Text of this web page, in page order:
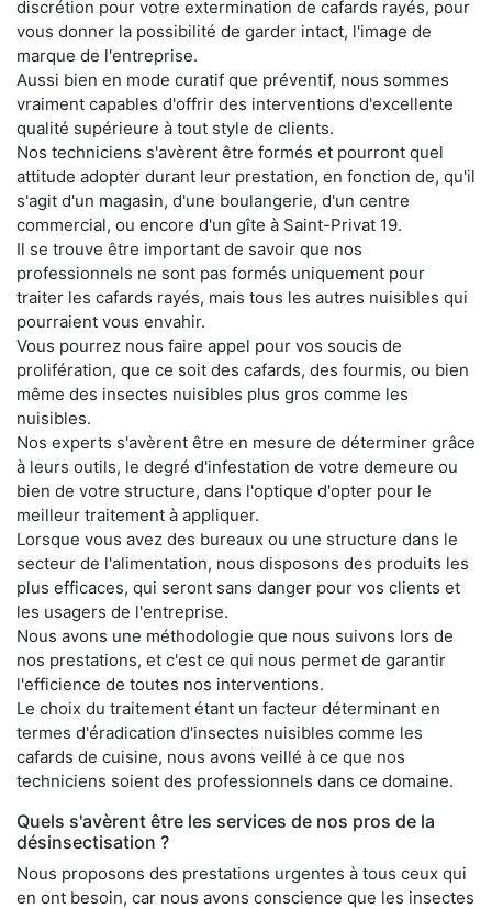
discrétion pour votre extermination de cafards rayés, pour
vous donner la possibilité de garder intact, l'image de
marque de l'entreprise.
Aussi bien en mode curatif que préventif, nous sommes
vraiment capables d'offrir des interventions d'excellente
qualité supérieure à tout style de clients.
Nos techniciens s'avèrent être formés et pourront quel
attitude adopter durant leur prestation, en fonction de, qu'il
s'agit d'un magasin, d'une boulangerie, d'un centre
commercial, ou encore d'un gîte à Saint-Privat 19.
Il se trouve être important de savoir que nos
professionnels ne sont pas formés uniquement pour
traiter les cafards rayés, mais tous les autres nuisibles qui
pourraient vous envahir.
Vous pourrez nous faire appel pour vos soucis de
prolifération, que ce soit des cafards, des fourmis, ou bien
même des insectes nuisibles plus gros comme les
nuisibles.
Nos experts s'avèrent être en mesure de déterminer grâce
à leurs outils, le degré d'infestation de votre demeure ou
bien de votre structure, dans l'optique d'opter pour le
meilleur traitement à appliquer.
Lorsque vous avez des bureaux ou une structure dans le
secteur de l'alimentation, nous disposons des produits les
plus efficaces, qui seront sans danger pour vos clients et
les usagers de l'entreprise.
Nous avons une méthodologie que nous suivons lors de
nos prestations, et c'est ce qui nous permet de garantir
l'efficience de toutes nos interventions.
Le choix du traitement étant un facteur déterminant en
termes d'éradication d'insectes nuisibles comme les
cafards de cuisine, nous avons veillé à ce que nos
techniciens soient des professionnels dans ce domaine.
Quels s'avèrent être les services de nos pros de la
désinsectisation ?
Nous proposons des prestations urgentes à tous ceux qui
en ont besoin, car nous avons conscience que les insectes